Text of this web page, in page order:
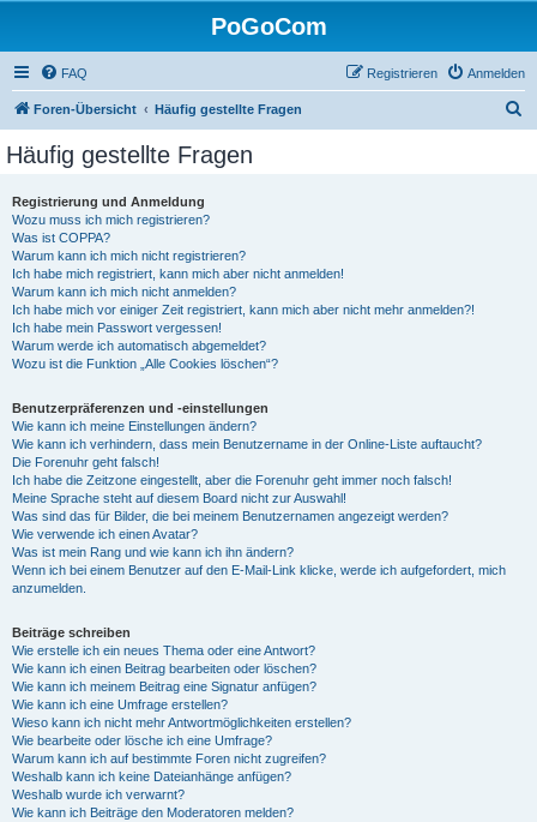
PoGoCom
FAQ Anmelden
Registrieren
Foren-Übersicht Häufig gestellte Fragen
Häufig gestellte Fragen
Registrierung und Anmeldung
Wozu muss ich mich registrieren?
Was ist COPPA?
Warum kann ich mich nicht registrieren?
Ich habe mich registriert, kann mich aber nicht anmelden!
Warum kann ich mich nicht anmelden?
Ich habe mich vor einiger Zeit registriert, kann mich aber nicht mehr anmelden?!
Ich habe mein Passwort vergessen!
Warum werde ich automatisch abgemeldet?
Wozu ist die Funktion „Alle Cookies löschen“?
Benutzerpräferenzen und -einstellungen
Wie kann ich meine Einstellungen ändern?
Wie kann ich verhindern, dass mein Benutzername in der Online-Liste auftaucht?
Die Forenuhr geht falsch!
Ich habe die Zeitzone eingestellt, aber die Forenuhr geht immer noch falsch!
Meine Sprache steht auf diesem Board nicht zur Auswahl!
Was sind das für Bilder, die bei meinem Benutzernamen angezeigt werden?
Wie verwende ich einen Avatar?
Was ist mein Rang und wie kann ich ihn ändern?
Wenn ich bei einem Benutzer auf den E-Mail-Link klicke, werde ich aufgefordert, mich
anzumelden.
Beiträge schreiben
Wie erstelle ich ein neues Thema oder eine Antwort?
Wie kann ich einen Beitrag bearbeiten oder löschen?
Wie kann ich meinem Beitrag eine Signatur anfügen?
Wie kann ich eine Umfrage erstellen?
Wieso kann ich nicht mehr Antwortmöglichkeiten erstellen?
Wie bearbeite oder lösche ich eine Umfrage?
Warum kann ich auf bestimmte Foren nicht zugreifen?
Weshalb kann ich keine Dateianhänge anfügen?
Weshalb wurde ich verwarnt?
Wie kann ich Beiträge den Moderatoren melden?